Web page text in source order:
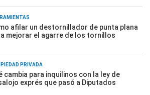
afilar un destornillador de punta plana
mejorar el agarre de los tornillos
PRIVADA
cambia para inquilinos con la ley de
exprés que pasó a Diputados